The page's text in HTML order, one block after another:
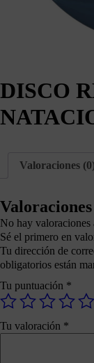
DISCO
Valoraciones
Valoraciones
No hay valoraciones
Sé el primero en
Tu dirección de
obligatorios están
Tu puntuación *
Tu valoración *